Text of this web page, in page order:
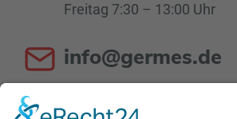
Freitag 7:30 – 13:00 Uhr
info@germes.de
Fr. 8:00 – 13:00 Uhr